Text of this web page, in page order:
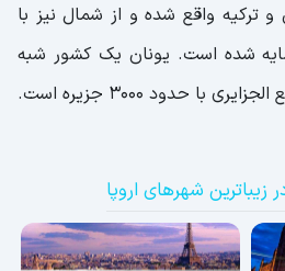
و ترکیه واقع شده و از شمال نیز با
شده است. یونان یک کشور شبه
با حدود 3000 جزیره است.
شهرهای اروپا